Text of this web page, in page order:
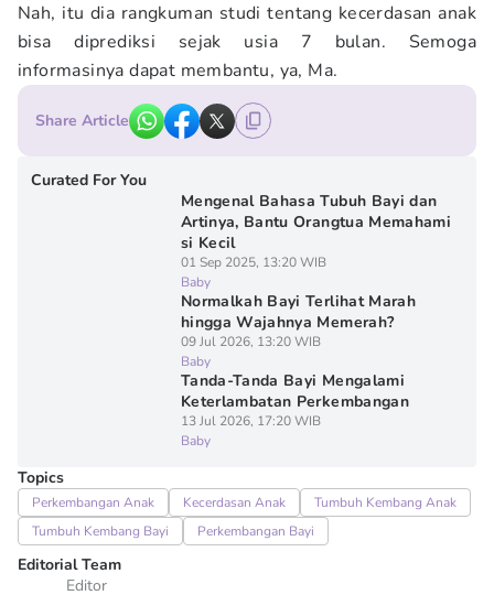
Nah, itu dia rangkuman studi tentang kecerdasan anak
bisa diprediksi sejak usia 7 bulan. Semoga
informasinya dapat membantu, ya, Ma.
Share Article
Curated For You
Mengenal Bahasa Tubuh Bayi dan
Artinya, Bantu Orangtua Memahami
si Kecil
01 Sep 2025, 13:20 WIB
Baby
Normalkah Bayi Terlihat Marah
hingga Wajahnya Memerah?
09 Jul 2026, 13:20 WIB
Baby
Tanda-Tanda Bayi Mengalami
Keterlambatan Perkembangan
13 Jul 2026, 17:20 WIB
Baby
Topics
Perkembangan Anak Kecerdasan Anak
Tumbuh Kembang Anak
Tumbuh Kembang Bayi
Perkembangan Bayi
Editorial Team
Editor